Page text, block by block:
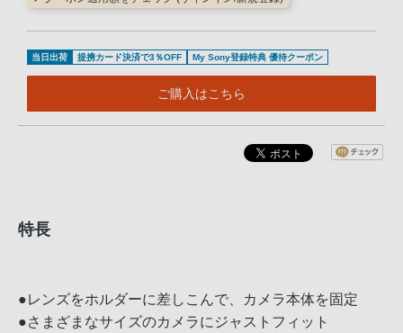
当日出荷 提携カード決済で3％OFF My Sony登録特典 優待クーポン
ご購入はこちら
特長
●レンズをホルダーに差しこんで、カメラ本体を固定
●さまざまなサイズのカメラにジャストフィット